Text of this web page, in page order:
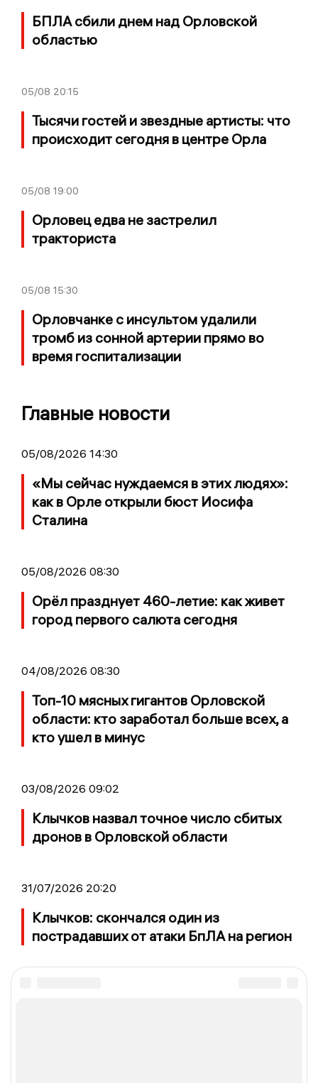
БПЛА сбили днем над Орловской
областью
05/08 20:15
Тысячи гостей и звездные артисты: что
происходит сегодня в центре Орла
05/08 19:00
Орловец едва не застрелил
тракториста
05/08 15:30
Орловчанке с инсультом удалили
тромб из сонной артерии прямо во
время госпитализации
Главные новости
05/08/2026 14:30
«Мы сейчас нуждаемся в этих людях»:
как в Орле открыли бюст Иосифа
Сталина
05/08/2026 08:30
Орёл празднует 460-летие: как живет
город первого салюта сегодня
04/08/2026 08:30
Топ-10 мясных гигантов Орловской
области: кто заработал больше всех, а
кто ушел в минус
03/08/2026 09:02
Клычков назвал точное число сбитых
дронов в Орловской области
31/07/2026 20:20
Клычков: скончался один из
пострадавших от атаки БпЛА на регион